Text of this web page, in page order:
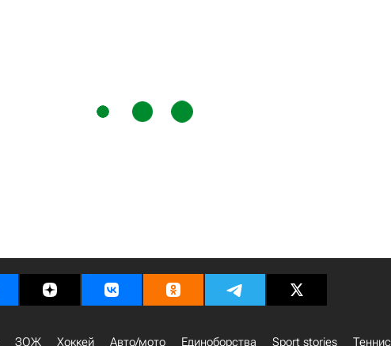
ЗОЖ Хоккей Авто/мото Единоборства Sport stories Теннис